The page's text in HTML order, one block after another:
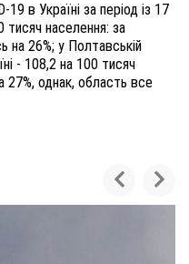
в Україні за період із 17
населення: за
на 26%; у Полтавській
- 108,2 на 100 тисяч
27%, однак, область все